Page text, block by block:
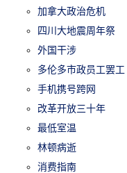
加拿大政治危机
四川大地震周年祭
外国干涉
多伦多市政员工罢工
手机携号跨网
改革开放三十年
最低室温
林顿病逝
消费指南